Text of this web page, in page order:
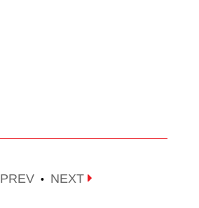
PREV • NEXT